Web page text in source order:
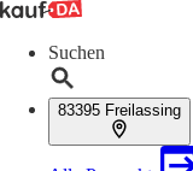
Suchen
83395 Freilassing